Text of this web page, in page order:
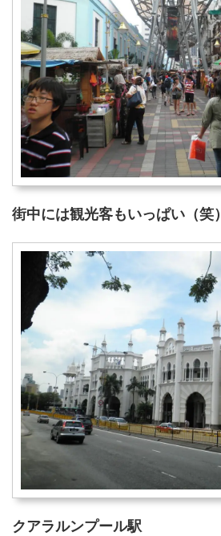
街中には観光客もいっぱい（笑）
クアラルンプール駅